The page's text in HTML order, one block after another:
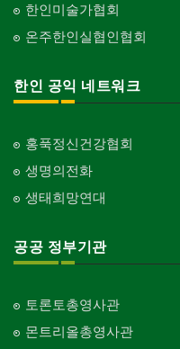
한인미술가협회
온주한인실협인협회
한인 공익 네트워크
홍푹정신건강협회
생명의전화
생태희망연대
공공 정부기관
토론토총영사관
몬트리올총영사관